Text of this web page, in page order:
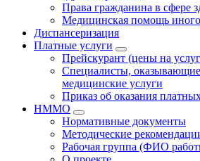
Права гражданина в сфере
Медицинская помощь
Диспансеризация
Платные услуги
Прейскурант (цены на
Специалисты,
медицинские услуги
Приказ об оказания
НММО
Нормативные документы
Методические
Рабочая группа (ФИО